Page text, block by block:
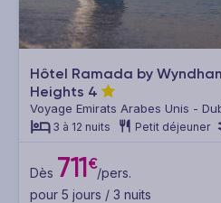
Hôtel Ramada by
Heights 4
Voyage Emirats Arabes Unis -
3 à 12 nuits Petit déjeuner
Dès 711€/pers.
pour 5 jours / 3 nuits